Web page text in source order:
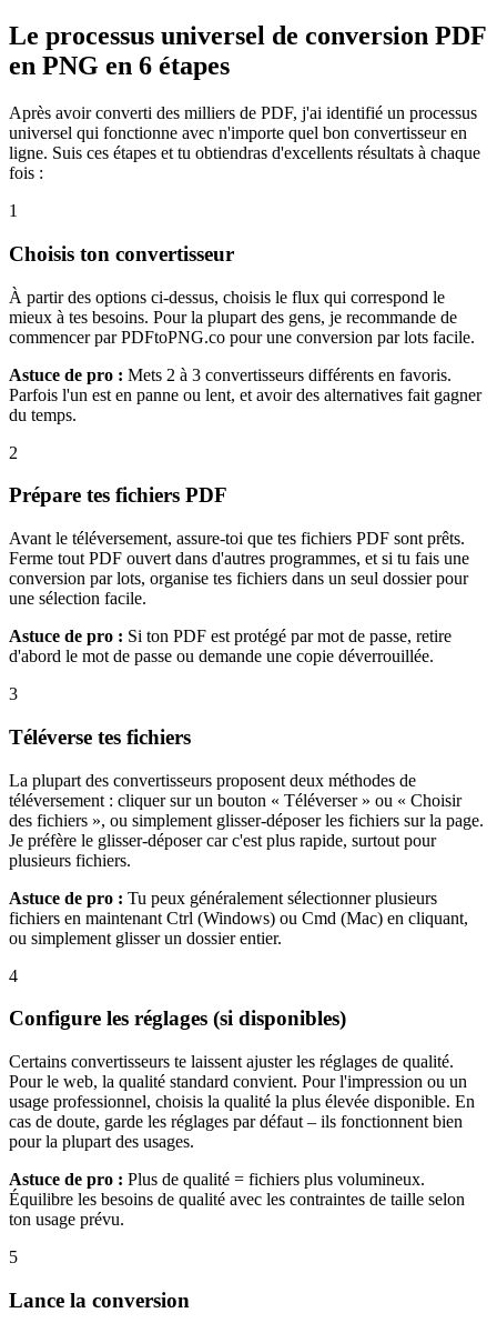
Le processus universel de conversion PDF
en PNG en 6 étapes
Après avoir converti des milliers de PDF, j'ai identifié un processus
universel qui fonctionne avec n'importe quel bon convertisseur en
ligne. Suis ces étapes et tu obtiendras d'excellents résultats à chaque
fois :
1
Choisis ton convertisseur
À partir des options ci-dessus, choisis le flux qui correspond le
mieux à tes besoins. Pour la plupart des gens, je recommande de
commencer par PDFtoPNG.co pour une conversion par lots facile.
Astuce de pro : Mets 2 à 3 convertisseurs différents en favoris.
Parfois l'un est en panne ou lent, et avoir des alternatives fait gagner
du temps.
2
Prépare tes fichiers PDF
Avant le téléversement, assure-toi que tes fichiers PDF sont prêts.
Ferme tout PDF ouvert dans d'autres programmes, et si tu fais une
conversion par lots, organise tes fichiers dans un seul dossier pour
une sélection facile.
Astuce de pro : Si ton PDF est protégé par mot de passe, retire
d'abord le mot de passe ou demande une copie déverrouillée.
3
Téléverse tes fichiers
La plupart des convertisseurs proposent deux méthodes de
téléversement : cliquer sur un bouton « Téléverser » ou « Choisir
des fichiers », ou simplement glisser-déposer les fichiers sur la page.
Je préfère le glisser-déposer car c'est plus rapide, surtout pour
plusieurs fichiers.
Astuce de pro : Tu peux généralement sélectionner plusieurs
fichiers en maintenant Ctrl (Windows) ou Cmd (Mac) en cliquant,
ou simplement glisser un dossier entier.
4
Configure les réglages (si disponibles)
Certains convertisseurs te laissent ajuster les réglages de qualité.
Pour le web, la qualité standard convient. Pour l'impression ou un
usage professionnel, choisis la qualité la plus élevée disponible. En
cas de doute, garde les réglages par défaut – ils fonctionnent bien
pour la plupart des usages.
Astuce de pro : Plus de qualité = fichiers plus volumineux.
Équilibre les besoins de qualité avec les contraintes de taille selon
ton usage prévu.
5
Lance la conversion